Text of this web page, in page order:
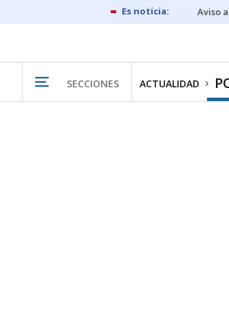
Aviso
SECCIONES ACTUALIDAD